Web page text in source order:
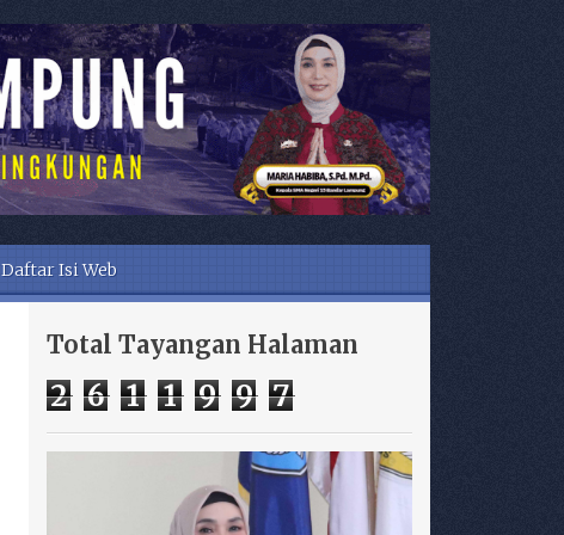
Daftar Isi Web
Total Tayangan Halaman
2 6 1 1 9 9 7